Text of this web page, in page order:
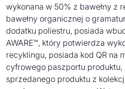
wykonana w 50% z bawełny z
bawełny organicznej o
dodatku poliestru, posiada
AWARE™, który potwierdza
recyklingu, posiada kod QR na
cyfrowego paszportu
sprzedanego produktu z